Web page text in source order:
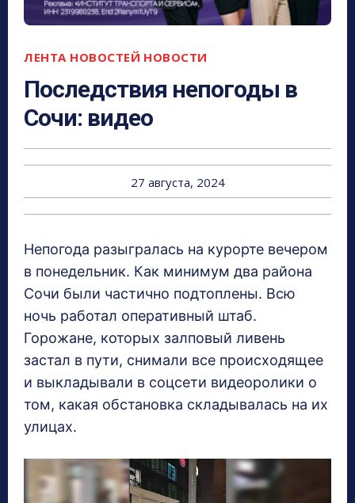
ЛЕНТА НОВОСТЕЙ НОВОСТИ
Последствия непогоды в
Сочи: видео
27 августа, 2024
Непогода разыгралась на курорте вечером
в понедельник. Как минимум два района
Сочи были частично подтоплены. Всю
ночь работал оперативный штаб.
Горожане, которых залповый ливень
застал в пути, снимали все происходящее
и выкладывали в соцсети видеоролики о
том, какая обстановка складывалась на их
улицах.